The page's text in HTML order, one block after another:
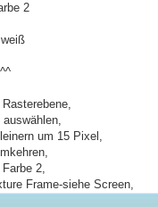
2
um 15 Pixel,
2,
Frame-siehe Screen,